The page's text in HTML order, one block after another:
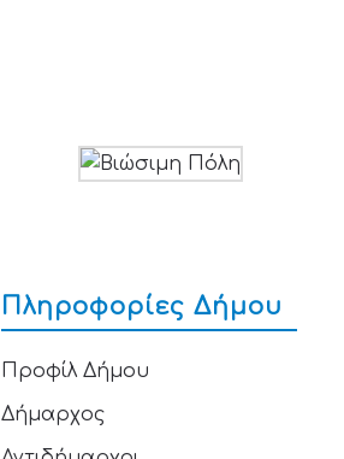
Πληροφορίες Δήμου
Προφίλ Δήμου
Δήμαρχος